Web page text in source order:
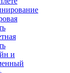
и